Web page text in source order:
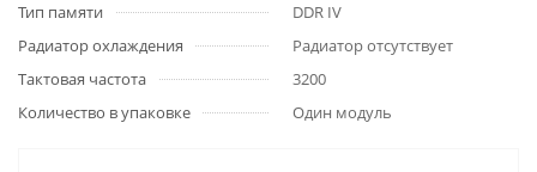
Тип памяти
DDR IV
Радиатор охлаждения
Радиатор отсутствует
Тактовая частота
3200
Количество в упаковке
Один модуль